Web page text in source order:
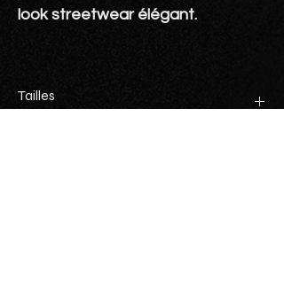
look streetwear élégant.
Tailles